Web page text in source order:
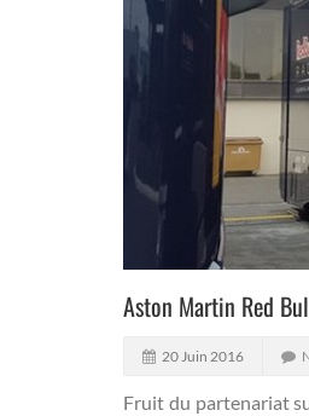
Aston Martin Red
20 Juin 2016
Fruit du partenariat